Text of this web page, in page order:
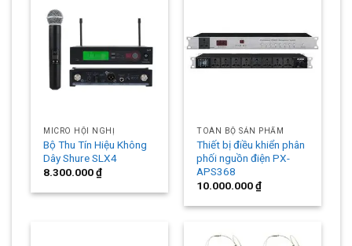
MICRO HỘI NGHỊ
Bộ Thu Tín Hiệu Không
Dây Shure SLX4
8.300.000₫
TOÀN BỘ SẢN PHẨM
Thiết bị điều khiển phân
phối nguồn điện PX-
APS368
10.000.000₫